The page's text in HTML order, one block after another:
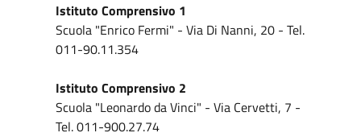
Istituto Comprensivo 1
Scuola "Enrico Fermi" - Via Di Nanni, 20 - Tel.
011-90.11.354
Istituto Comprensivo 2
Scuola "Leonardo da Vinci" - Via Cervetti, 7 -
Tel. 011-900.27.74